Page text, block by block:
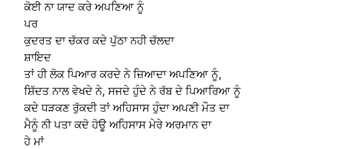
ਕੋਈ ਨਾ ਯਾਦ ਕਰੇ ਅਪਣਿਆ ਨੂੰ
ਪਰ
ਕੁਦਰਤ ਦਾ ਚੱਕਰ ਕਦੇ ਪੁੱਠਾ ਨਹੀ ਚੱਲਦਾ
ਸ਼ਾਇਦ
ਤਾਂ ਹੀ ਲੋਕ ਪਿਆਰ ਕਰਦੇ ਨੇ ਜ਼ਿਆਦਾ ਅਪਣਿਆ ਨੂੰ,
ਸ਼ਿੱਦਤ ਨਾਲ ਵੇਖਦੇ ਨੇ, ਸਜਦੇ ਹੁੰਦੇ ਨੇ ਰੱਬ ਦੇ ਪਿਆਰਿਆ ਨੂੰ
ਕਦੇ ਧੜਕਣ ਰੁੱਕਦੀ ਤਾਂ ਅਹਿਸਾਸ ਹੁੰਦਾ ਅਪਣੀ ਮੌਤ ਦਾ
ਮੈਨੂੰ ਨੀ ਪਤਾ ਕਦੋ ਹੋਊ ਅਹਿਸਾਸ ਮੇਰੇ ਅਰਮਾਨ ਦਾ
ਹੇ ਮਾਂ